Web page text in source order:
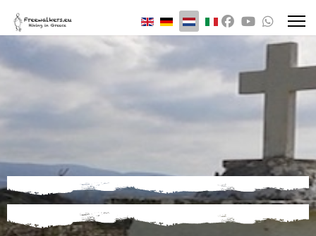
Selecteer de taal
Year
Month
YearMonth